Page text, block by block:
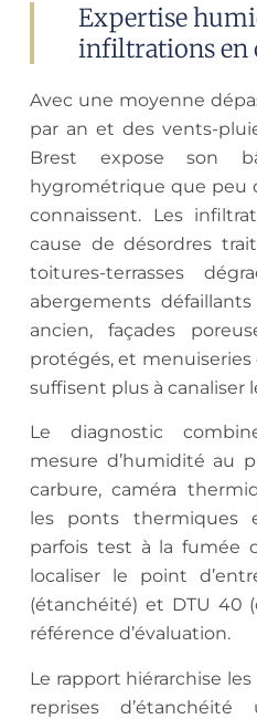
Expertise
infiltrations en
Avec une moyenne
par an et des vents-
Brest expose son
hygrométrique que peu
connaissent. Les
cause de désordres
toitures-terrasses
abergements
ancien, façades
protégés, et menuiseries
suffisent plus à canaliser
Le diagnostic
mesure d’humidité au
carbure, caméra
les ponts thermiques
parfois test à la fumée
localiser le point
(étanchéité) et DTU 40
référence d’évaluation.
Le rapport hiérarchise
reprises d’étanchéité